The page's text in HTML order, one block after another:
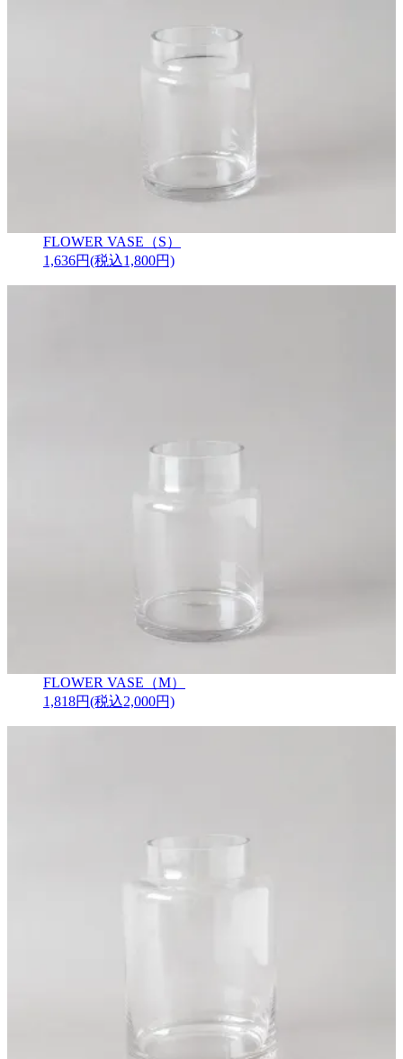
FLOWER VASE（S）
1,636円(税込1,800円)
FLOWER VASE（M）
1,818円(税込2,000円)